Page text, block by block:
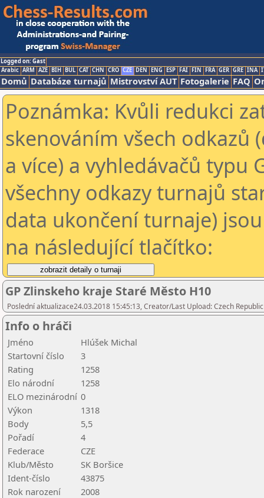
Logged on: Gast
Arabic ARM AZE BIH BUL CAT CHN CRO CZE DEN ENG ESP FAI FIN FRA GER GRE INA
Domů Databáze turnajů Mistrovství AUT Fotogalerie FAQ
Poznámka: Kvůli redukci
skenováním všech odkazů
a více) a vyhledávačů typu
všechny odkazy turnajů
data ukončení turnaje)
na následující tlačítko:
GP Zlinskeho kraje Staré Město H10
Poslední aktualizace24.03.2018 15:45:13, Creator/Last Upload: Czech
Info o hráči
Jméno
Hlúšek Michal
Startovní číslo
3
Rating
1258
Elo národní
1258
ELO mezinárodní 0
Výkon
1318
Body
5,5
Pořadí
4
Federace
CZE
Klub/Město
SK Boršice
Ident-číslo
43875
Rok narození
2008